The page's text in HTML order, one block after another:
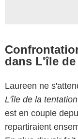
dans L'île
Laureen ne
L'île de la tentation
est en couple
repartiraient